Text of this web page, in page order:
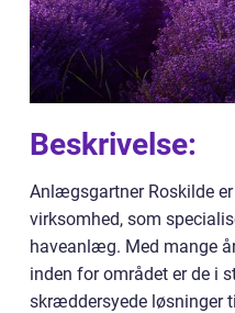
Beskrivelse:
Anlægsgartner Roskilde
virksomhed, som
haveanlæg. Med mange
inden for området er de i
skræddersyede løsninger